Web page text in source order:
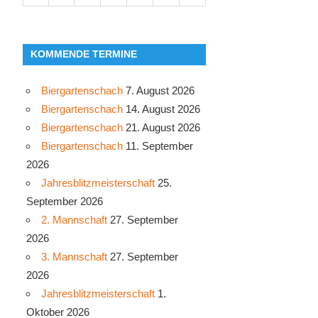
KOMMENDE TERMINE
Biergartenschach7. August 2026
Biergartenschach14. August 2026
Biergartenschach21. August 2026
Biergartenschach11. September
2026
Jahresblitzmeisterschaft25.
September 2026
2. Mannschaft27. September
2026
3. Mannschaft27. September
2026
Jahresblitzmeisterschaft1.
Oktober 2026